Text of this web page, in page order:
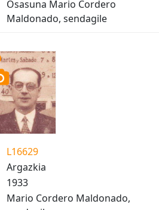
Osasuna Mario Cordero
Maldonado, sendagile
L16629
Argazkia
1933
Mario Cordero Maldonado,